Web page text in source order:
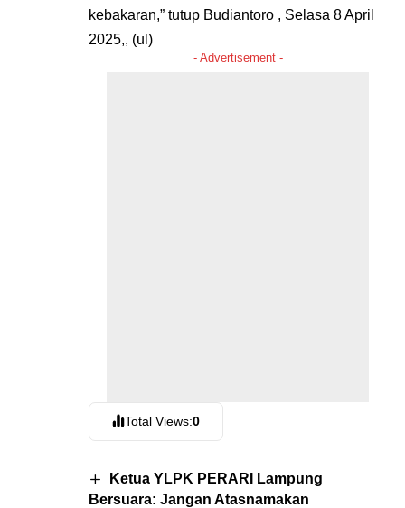
kebakaran,” tutup Budiantoro , Selasa 8 April
2025,, (ul)
- Advertisement -
Total Views:0
Ketua YLPK PERARI Lampung
Bersuara: Jangan Atasnamakan